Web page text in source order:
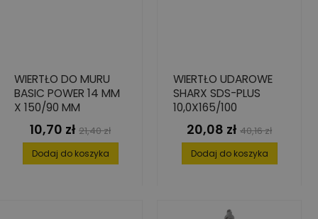
WIERTŁO DO MURU
BASIC POWER 14 MM
X 150/90 MM
Cena
10,70 zł Cena
podstawowa
21,40 zł
Dodaj do koszyka
WIERTŁO UDAROWE
SHARX SDS-PLUS
10,0X165/100
Cena
20,08 zł Cena
podstawowa
40,16 zł
Dodaj do koszyka